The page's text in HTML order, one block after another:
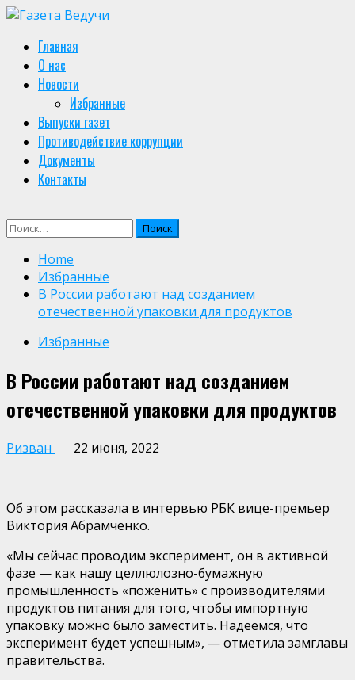
Skip
content
Primary
Menu
Главная
О нас
Новости
Избранные
Выпуски газет
Противодействие коррупции
Документы
Контакты
Найти:
Home
Избранные
В России работают над созданием
отечественной упаковки для продуктов
Избранные
В России работают над созданием
отечественной упаковки для продуктов
Ризван 22 июня, 2022
Об этом рассказала в интервью РБК вице-премьер
Виктория Абрамченко.
«Мы сейчас проводим эксперимент, он в активной
фазе — как нашу целлюлозно-бумажную
промышленность «поженить» с производителями
продуктов питания для того, чтобы импортную
упаковку можно было заместить. Надеемся, что
эксперимент будет успешным», — отметила замглавы
правительства.